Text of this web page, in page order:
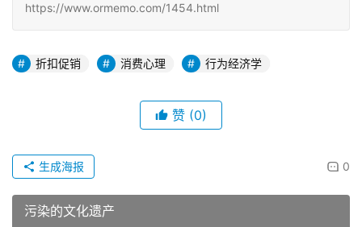
https://www.ormemo.com/1454.html
折扣促销 消费心理 行为经济学
赞 (0)
0
生成海报
污染的文化遗产